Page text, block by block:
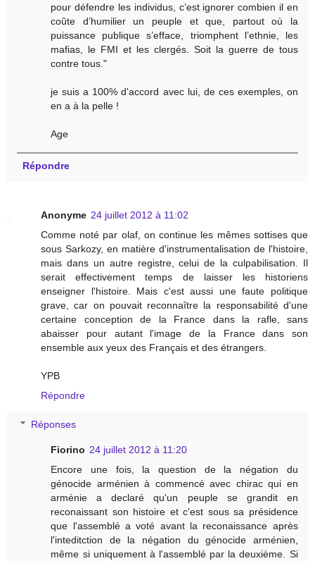
pour défendre les individus, c’est ignorer combien il en
coûte d’humilier un peuple et que, partout où la
puissance publique s’efface, triomphent l’ethnie, les
mafias, le FMI et les clergés. Soit la guerre de tous
contre tous."
je suis a 100% d'accord avec lui, de ces exemples, on
en a à la pelle !
Age
Répondre
Anonyme 24 juillet 2012 à 11:02
Comme noté par olaf, on continue les mêmes sottises que
sous Sarkozy, en matière d'instrumentalisation de l'histoire,
mais dans un autre registre, celui de la culpabilisation. Il
serait effectivement temps de laisser les historiens
enseigner l'histoire. Mais c'est aussi une faute politique
grave, car on pouvait reconnaître la responsabilité d'une
certaine conception de la France dans la rafle, sans
abaisser pour autant l'image de la France dans son
ensemble aux yeux des Français et des étrangers.
YPB
Répondre
Réponses
Fiorino 24 juillet 2012 à 11:20
Encore une fois, la question de la négation du
génocide arménien à commencé avec chirac qui en
arménie a declaré qu'un peuple se grandit en
reconaissant son histoire et c'est sous sa présidence
que l'assemblé a voté avant la reconaissance après
l'inteditction de la négation du génocide arménien,
même si uniquement à l'assemblé par la deuxième. Si